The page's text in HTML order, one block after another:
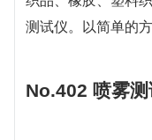
测试仪。以简单的
No.402 喷雾